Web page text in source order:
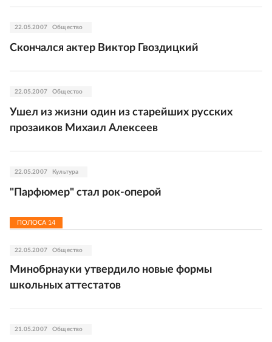
22.05.2007 Общество
Скончался актер Виктор Гвоздицкий
22.05.2007 Общество
Ушел из жизни один из старейших русских
прозаиков Михаил Алексеев
22.05.2007 Культура
"Парфюмер" стал рок-оперой
ПОЛОСА 14
22.05.2007 Общество
Минобрнауки утвердило новые формы
школьных аттестатов
21.05.2007 Общество